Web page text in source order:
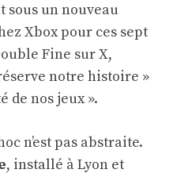
sous un nouveau
Xbox pour ces sept
Fine sur X,
notre histoire »
de nos jeux ».
n’est pas abstraite.
, installé à Lyon et